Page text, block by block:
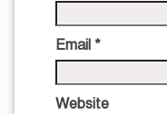
Email *
Website